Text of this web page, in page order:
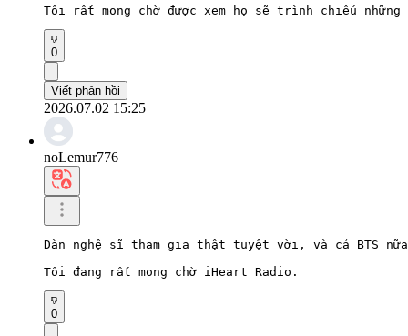
Tôi rất mong chờ được xem họ sẽ trình chiếu
0
Viết phản hồi
2026.07.02 15:25
noLemur776
Dàn nghệ sĩ tham gia thật tuyệt vời, và cả BTS
Tôi đang rất mong chờ iHeart Radio.
0